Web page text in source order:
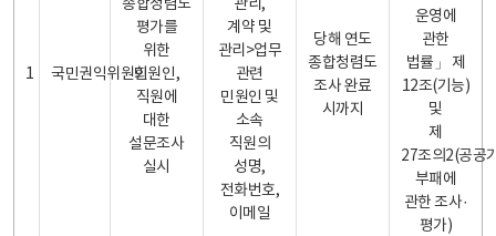
1 국민권익위원회
종합청렴도
평가를
위한
민원인,
직원에
대한
설문조사
실시
관리,
계약 및
관리>업무
관련
민원인 및
소속
직원의
성명,
전화번호,
이메일
당해 연도
종합청렴도
조사 완료
시까지
운영에
관한
법률」 제
12조(기능)
및
제
27조의2(공공
부패에
관한 조사·
평가)